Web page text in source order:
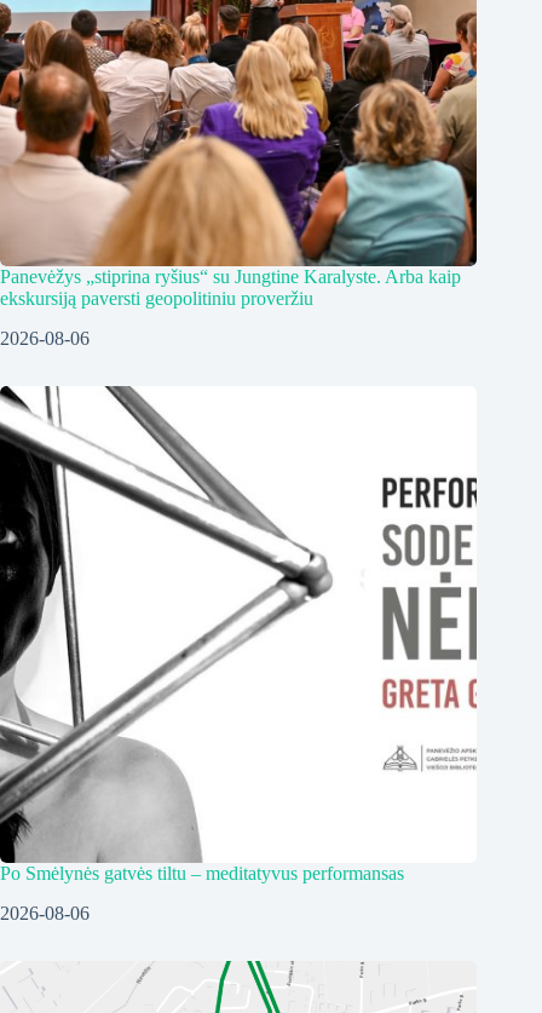
Panevėžys „stiprina ryšius“ su Jungtine Karalyste. Arba kaip
ekskursiją paversti geopolitiniu proveržiu
2026-08-06
Po Smėlynės gatvės tiltu – meditatyvus performansas
2026-08-06